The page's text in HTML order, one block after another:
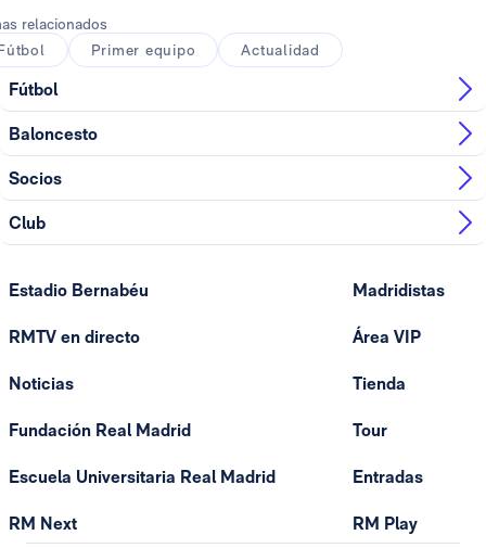
relacionados
Primer equipo Actualidad
Fútbol
Baloncesto
Socios
Club
Estadio Bernabéu
RMTV en directo
Noticias
Fundación Real Madrid
Escuela Universitaria Real Madrid
RM Next
Madridistas
Área VIP
Tienda
Tour
Entradas
RM Play